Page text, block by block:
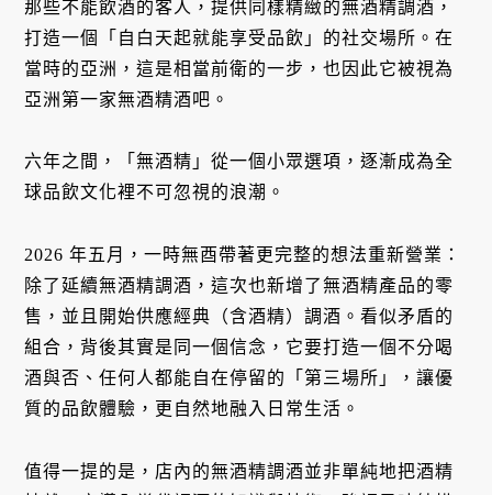
那些不能飲酒的客人，提供同樣精緻的無酒精調酒，
打造一個「自白天起就能享受品飲」的社交場所。在
當時的亞洲，這是相當前衛的一步，也因此它被視為
亞洲第一家無酒精酒吧。
六年之間，「無酒精」從一個小眾選項，逐漸成為全
球品飲文化裡不可忽視的浪潮。
2026 年五月，一時無酉帶著更完整的想法重新營業：
除了延續無酒精調酒，這次也新增了無酒精產品的零
售，並且開始供應經典（含酒精）調酒。看似矛盾的
組合，背後其實是同一個信念，它要打造一個不分喝
酒與否、任何人都能自在停留的「第三場所」，讓優
質的品飲體驗，更自然地融入日常生活。
值得一提的是，店內的無酒精調酒並非單純地把酒精